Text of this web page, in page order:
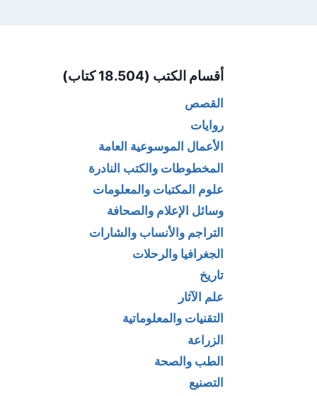
أقسام الكتب (18.504 كتاب)
القصص
روايات
الأعمال الموسوعية العامة
المخطوطات والكتب النادرة
علوم المكتبات والمعلومات
وسائل الإعلام والصحافة
التراجم والأنساب والشارات
الجغرافيا والرحلات
تاريخ
علم الآثار
التقنيات والمعلوماتية
الزراعة
الطب والصحة
التصنيع